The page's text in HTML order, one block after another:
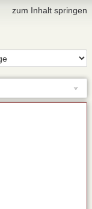
zum Inhalt springen